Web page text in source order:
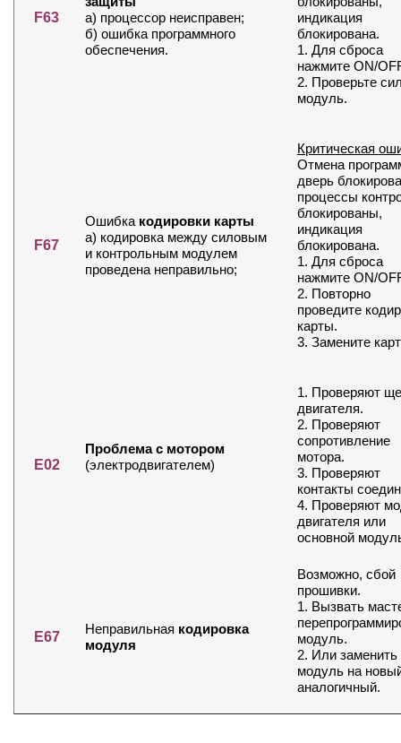
F63
а) процессор неисправен;
б) ошибка программного
обеспечения.
индикация
блокирована.
1. Для сброса
нажмите ON/
2. Проверьте
модуль.
F67
Ошибка кодировки карты
а) кодировка между силовым
и контрольным модулем
проведена неправильно;
Критическая
Отмена
дверь
процессы
блокированы,
индикация
блокирована.
1. Для сброса
нажмите ON/
2. Повторно
проведите
карты.
3. Замените
E02
Проблема с мотором
(электродвигателем)
1. Проверяют
двигателя.
2. Проверяют
сопротивление
мотора.
3. Проверяют
контакты
4. Проверяют
двигателя или
основной
E67
Неправильная кодировка
модуля
Возможно, сбой
прошивки.
1. Вызвать
модуль.
2. Или заменить
модуль на
аналогичный.